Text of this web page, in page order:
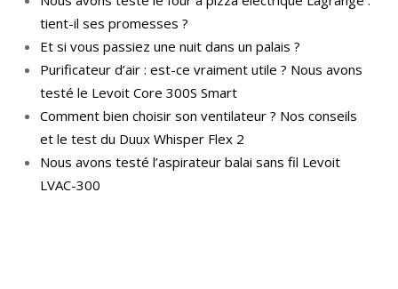
tient-il ses promesses ?
Et si vous passiez une nuit dans un palais ?
Purificateur d’air : est-ce vraiment utile ? Nous avons
testé le Levoit Core 300S Smart
Comment bien choisir son ventilateur ? Nos conseils
et le test du Duux Whisper Flex 2
Nous avons testé l’aspirateur balai sans fil Levoit
LVAC-300